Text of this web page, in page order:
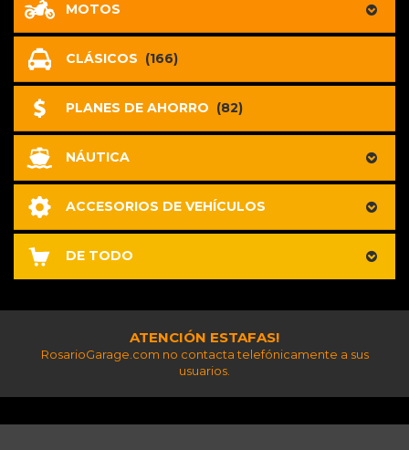
MOTOS
CLÁSICOS (166)
PLANES DE AHORRO (82)
NÁUTICA
ACCESORIOS DE VEHÍCULOS
DE TODO
ATENCIÓN ESTAFAS!
RosarioGarage.com no contacta telefónicamente a sus
usuarios.